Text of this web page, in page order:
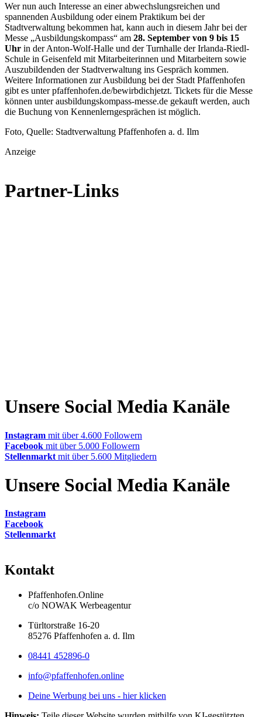
Wer nun auch Interesse an einer abwechslungsreichen und
spannenden Ausbildung oder einem Praktikum bei der
Stadtverwaltung bekommen hat, kann auch in diesem Jahr bei der
Messe „Ausbildungskompass“ am 28. September von 9 bis 15
Uhr in der Anton-Wolf-Halle und der Turnhalle der Irlanda-Riedl-
Schule in Geisenfeld mit Mitarbeiterinnen und Mitarbeitern sowie
Auszubildenden der Stadtverwaltung ins Gespräch kommen.
Weitere Informationen zur Ausbildung bei der Stadt Pfaffenhofen
gibt es unter pfaffenhofen.de/bewirbdichjetzt. Tickets für die Messe
können unter ausbildungskompass-messe.de gekauft werden, auch
die Buchung von Kennenlerngesprächen ist möglich.
Foto, Quelle: Stadtverwaltung Pfaffenhofen a. d. Ilm
Anzeige
Partner-Links
Unsere Social Media Kanäle
Instagram mit über 4.600 Followern
Facebook mit über 5.000 Followern
Stellenmarkt mit über 5.600 Mitgliedern
Unsere Social Media Kanäle
Instagram
Facebook
Stellenmarkt
Kontakt
Pfaffenhofen.Online
c/o NOWAK Werbeagentur
Türltorstraße 16-20
85276 Pfaffenhofen a. d. Ilm
08441 452896-0
info@pfaffenhofen.online
Deine Werbung bei uns - hier klicken